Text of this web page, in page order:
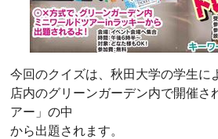
今回のクイズは、秋田大学の学生
店内のグリーンガーデン内で開催さ
アー」の中
から出題されます。